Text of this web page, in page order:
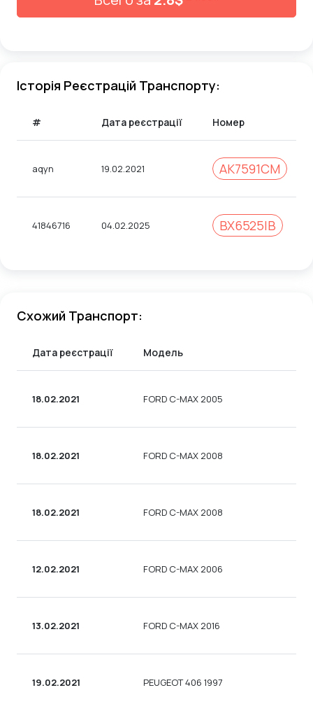
Історія Реєстрацій Транспорту:
# Дата реєстрації Номер
aqyn 19.02.2021 AK7591CM
41846716 04.02.2025 ВХ6525ІВ
Схожий Транспорт:
Дата реєстрації Модель
18.02.2021 FORD C-MAX 2005
18.02.2021 FORD C-MAX 2008
18.02.2021 FORD C-MAX 2008
12.02.2021 FORD C-MAX 2006
13.02.2021 FORD C-MAX 2016
19.02.2021 PEUGEOT 406 1997